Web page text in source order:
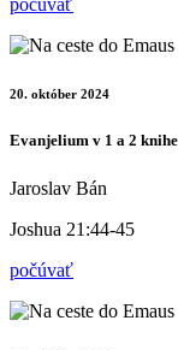
počúvať
20. október 2024
Evanjelium v 1 a 2
Jaroslav Bán
Joshua 21:44-45
počúvať